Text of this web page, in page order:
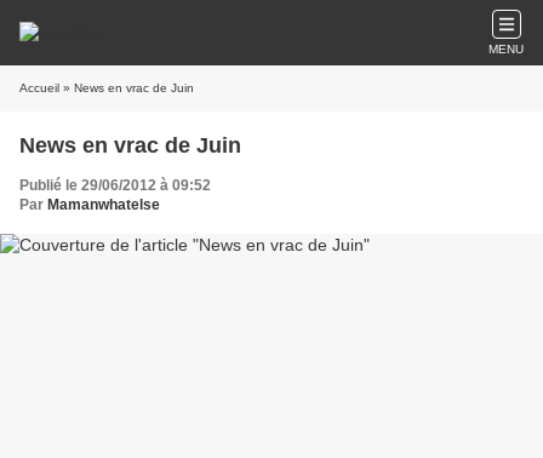
MENU
Accueil » News en vrac de Juin
News en vrac de Juin
Publié le 29/06/2012 à 09:52
Par Mamanwhatelse